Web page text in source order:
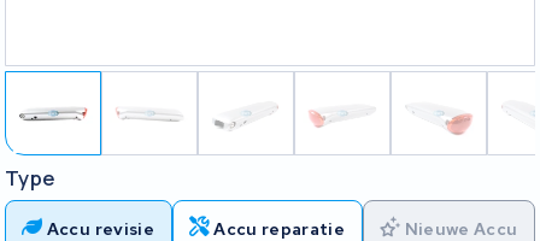
Type
Accu revisie Accu reparatie Nieuwe Accu